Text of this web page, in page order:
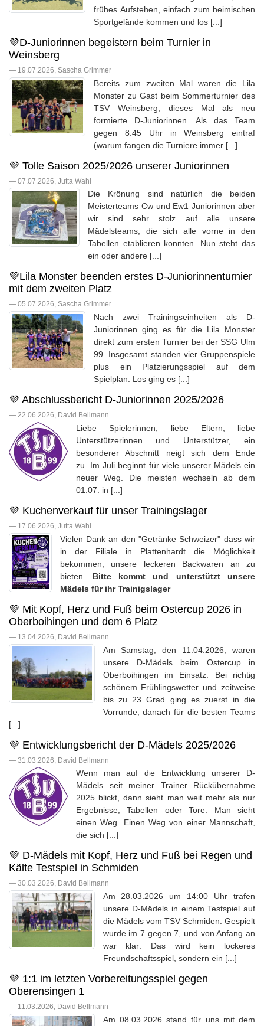
frühes Aufstehen, einfach zum heimischen
Sportgelände kommen und los [...]
💜D-Juniorinnen begeistern beim Turnier in
Weinsberg
— 19.07.2026, Sascha Grimmer
Bereits zum zweiten Mal waren die Lila
Monster zu Gast beim Sommerturnier des
TSV Weinsberg, dieses Mal als neu
formierte D-Juniorinnen. Als das Team
gegen 8.45 Uhr in Weinsberg eintraf
(warum fangen die Turniere immer [...]
💜 Tolle Saison 2025/2026 unserer Juniorinnen
— 07.07.2026, Jutta Wahl
Die Krönung sind natürlich die beiden
Meisterteams Cw und Ew1 Juniorinnen aber
wir sind sehr stolz auf alle unsere
Mädelsteams, die sich alle vorne in den
Tabellen etablieren konnten. Nun steht das
ein oder andere [...]
💜Lila Monster beenden erstes D-Juniorinnenturnier
mit dem zweiten Platz
— 05.07.2026, Sascha Grimmer
Nach zwei Trainingseinheiten als D-
Juniorinnen ging es für die Lila Monster
direkt zum ersten Turnier bei der SSG Ulm
99. Insgesamt standen vier Gruppenspiele
plus ein Platzierungsspiel auf dem
Spielplan. Los ging es [...]
💜 Abschlussbericht D-Juniorinnen 2025/2026
— 22.06.2026, David Bellmann
Liebe Spielerinnen, liebe Eltern, liebe
Unterstützerinnen und Unterstützer, ein
besonderer Abschnitt neigt sich dem Ende
zu. Im Juli beginnt für viele unserer Mädels ein
neuer Weg. Die meisten wechseln ab dem
01.07. in [...]
💜 Kuchenverkauf für unser Trainingslager
— 17.06.2026, Jutta Wahl
Vielen Dank an den "Getränke Schweizer" dass wir
in der Filiale in Plattenhardt die Möglichkeit
bekommen, unsere leckeren Backwaren an zu
bieten. Bitte kommt und unterstützt unsere
Mädels für ihr Trainigslager
💜 Mit Kopf, Herz und Fuß beim Ostercup 2026 in
Oberboihingen und dem 6 Platz
— 13.04.2026, David Bellmann
Am Samstag, den 11.04.2026, waren
unsere D-Mädels beim Ostercup in
Oberboihingen im Einsatz. Bei richtig
schönem Frühlingswetter und zeitweise
bis zu 23 Grad ging es zuerst in die
Vorrunde, danach für die besten Teams
[...]
💜 Entwicklungsbericht der D-Mädels 2025/2026
— 31.03.2026, David Bellmann
Wenn man auf die Entwicklung unserer D-
Mädels seit meiner Trainer Rückübernahme
2025 blickt, dann sieht man weit mehr als nur
Ergebnisse, Tabellen oder Tore. Man sieht
einen Weg. Einen Weg von einer Mannschaft,
die sich [...]
💜 D-Mädels mit Kopf, Herz und Fuß bei Regen und
Kälte Testspiel in Schmiden
— 30.03.2026, David Bellmann
Am 28.03.2026 um 14:00 Uhr trafen
unsere D-Mädels in einem Testspiel auf
die Mädels vom TSV Schmiden. Gespielt
wurde im 7 gegen 7, und von Anfang an
war klar: Das wird kein lockeres
Freundschaftsspiel, sondern ein [...]
💜 1:1 im letzten Vorbereitungsspiel gegen
Oberensingen 1
— 11.03.2026, David Bellmann
Am 08.03.2026 stand für uns mit dem